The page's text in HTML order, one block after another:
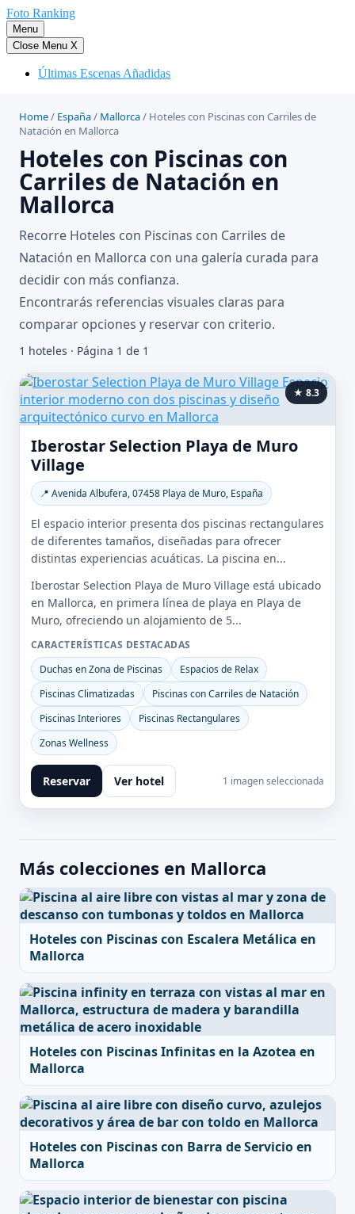
Saltar
al
contenido
Foto Ranking
Menu
Close Menu X
Últimas Escenas Añadidas
Home/ España/ Mallorca/ Hoteles con Piscinas con Carriles de
Natación en Mallorca
Hoteles con Piscinas con
Carriles de Natación en
Mallorca
Recorre Hoteles con Piscinas con Carriles de
Natación en Mallorca con una galería curada para
decidir con más confianza.
Encontrarás referencias visuales claras para
comparar opciones y reservar con criterio.
1 hoteles · Página 1 de 1
★ 8.3
Iberostar Selection Playa de Muro
Village
📍 Avenida Albufera, 07458 Playa de Muro, España
El espacio interior presenta dos piscinas rectangulares
de diferentes tamaños, diseñadas para ofrecer
distintas experiencias acuáticas. La piscina en...
Iberostar Selection Playa de Muro Village está ubicado
en Mallorca, en primera línea de playa en Playa de
Muro, ofreciendo un alojamiento de 5...
CARACTERÍSTICAS DESTACADAS
Duchas en Zona de Piscinas
Espacios de Relax
Piscinas Climatizadas
Piscinas con Carriles de Natación
Piscinas Interiores
Piscinas Rectangulares
Zonas Wellness
Reservar Ver hotel 1 imagen seleccionada
Más colecciones en Mallorca
Hoteles con Piscinas con Escalera Metálica en
Mallorca
Hoteles con Piscinas Infinitas en la Azotea en
Mallorca
Hoteles con Piscinas con Barra de Servicio en
Mallorca